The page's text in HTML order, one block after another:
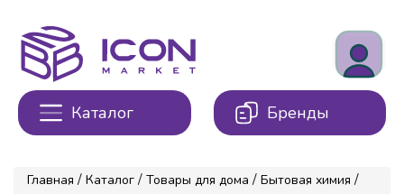
Каталог Бренды
Главная / Каталог / Товары для дома / Бытовая химия /